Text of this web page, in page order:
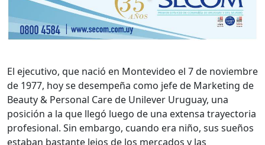
El ejecutivo, que nació en Montevideo el 7 de noviembre
de 1977, hoy se desempeña como jefe de Marketing de
Beauty & Personal Care de Unilever Uruguay, una
posición a la que llegó luego de una extensa trayectoria
profesional. Sin embargo, cuando era niño, sus sueños
estaban bastante lejos de los mercados y las